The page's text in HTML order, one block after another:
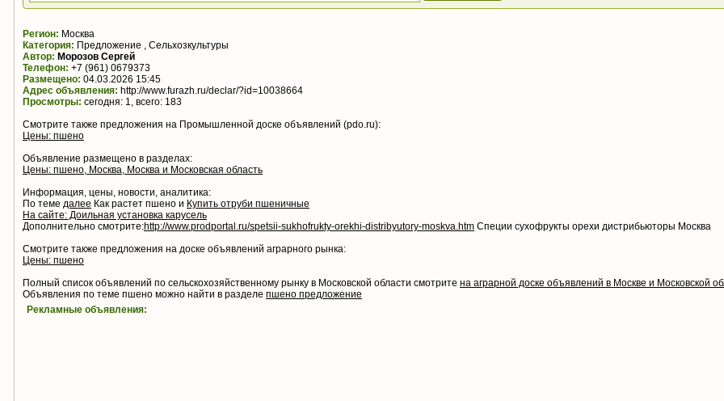
Регион: Москва
Категория: Предложение , Сельхозкультуры
Автор: Морозов Сергей
Телефон: +7 (961) 0679373
Размещено: 04.03.2026 15:45
Адрес объявления: http://www.furazh.ru/declar/?id=10038664
Просмотры: сегодня: 1, всего: 183
Смотрите также предложения на Промышленной доске объявлений (pdo.ru):
Цены: пшено
Объявление размещено в разделах:
Цены: пшено, Москва, Москва и Московская область
Информация, цены, новости, аналитика:
По теме далее Как растет пшено и Купить отруби пшеничные
На сайте: Доильная установка карусель
Дополнительно смотрите:http://www.prodportal.ru/spetsii-sukhofrukty-orekhi-distribyutory-moskva.htm Специи сухофрукты орехи дистрибьюторы Москва
Смотрите также предложения на доске объявлений аграрного рынка:
Цены: пшено
Полный список объявлений по сельскохозяйственному рынку в Московской области смотрите на аграрной доске объявлений в Москве и Московской
Объявления по теме пшено можно найти в разделе пшено предложение
Рекламные объявления: